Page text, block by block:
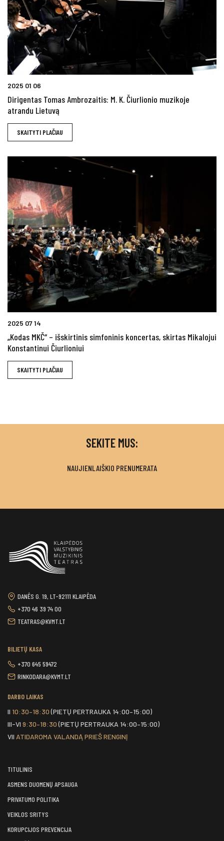
2025 01 06
Dirigentas Tomas Ambrozaitis: M. K. Čiurlionio muzikoje
atrandu Lietuvą
SKAITYTI PLAČIAU
2025 07 14
„Kodas MKČ“ – išskirtinis simfoninis koncertas, skirtas Mikalojui
Konstantinui Čiurlioniui
SKAITYTI PLAČIAU
SEKITE MUS:
NAUJIENLAIŠKIO PRENUMERATA
DANĖS G. 19, LT-92111 KLAIPĖDA
+370 46 39 74 00
TEATRAS@KVMT.LT
BILIETŲ KASA
+370 645 59472
RINKODARA@KVMT.LT
DARBO LAIKAS
II 10:30–18:30(PIETŲ PERTRAUKA 14:00–15:00)
III-VI 9:30–18:30(PIETŲ PERTRAUKA 14:00–15:00)
VII ATIDAROMA VALANDĄ PRIEŠ RENGINĮ
TITULINIS
ASMENS DUOMENŲ APSAUGA
PRIVATUMO POLITIKA
VEIKLOS SRITYS
KORUPCIJOS PREVENCIJA